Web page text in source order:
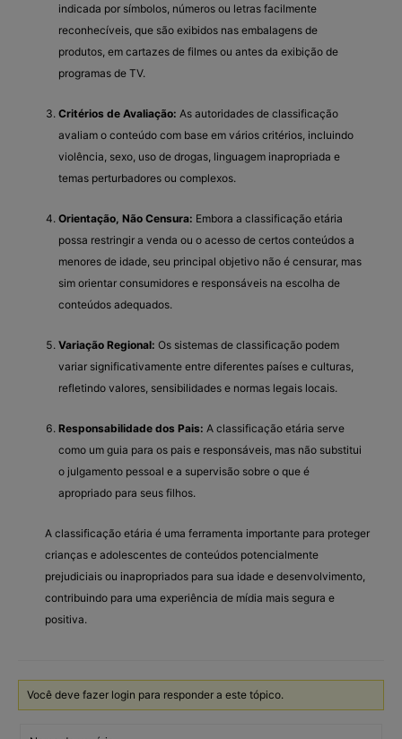
indicada por símbolos, números ou letras facilmente
reconhecíveis, que são exibidos nas embalagens de
produtos, em cartazes de filmes ou antes da exibição de
programas de TV.
Critérios de Avaliação: As autoridades de classificação
avaliam o conteúdo com base em vários critérios, incluindo
violência, sexo, uso de drogas, linguagem inapropriada e
temas perturbadores ou complexos.
Orientação, Não Censura: Embora a classificação etária
possa restringir a venda ou o acesso de certos conteúdos a
menores de idade, seu principal objetivo não é censurar, mas
sim orientar consumidores e responsáveis na escolha de
conteúdos adequados.
Variação Regional: Os sistemas de classificação podem
variar significativamente entre diferentes países e culturas,
refletindo valores, sensibilidades e normas legais locais.
Responsabilidade dos Pais: A classificação etária serve
como um guia para os pais e responsáveis, mas não substitui
o julgamento pessoal e a supervisão sobre o que é
apropriado para seus filhos.
A classificação etária é uma ferramenta importante para proteger
crianças e adolescentes de conteúdos potencialmente
prejudiciais ou inapropriados para sua idade e desenvolvimento,
contribuindo para uma experiência de mídia mais segura e
positiva.
Você deve fazer login para responder a este tópico.